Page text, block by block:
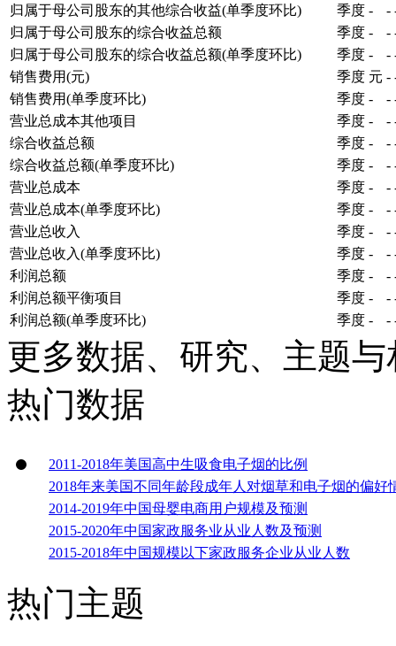
归属于母公司股东的其他综合收益(单季度环比)
季度 - -
归属于母公司股东的综合收益总额
季度 - -
归属于母公司股东的综合收益总额(单季度环比)
季度 - -
销售费用(元)
季度 元 -
销售费用(单季度环比)
季度 - -
营业总成本其他项目
季度 - -
综合收益总额
季度 - -
综合收益总额(单季度环比)
季度 - -
营业总成本
季度 - -
营业总成本(单季度环比)
季度 - -
营业总收入
季度 - -
营业总收入(单季度环比)
季度 - -
利润总额
季度 - -
利润总额平衡项目
季度 - -
利润总额(单季度环比)
季度 - -
更多数据、研究、主题
热门数据
2011-2018年美国高中生吸食电子烟的比例
2018年来美国不同年龄段成年人对烟草和电子烟的偏好
2014-2019年中国母婴电商用户规模及预测
2015-2020年中国家政服务业从业人数及预测
2015-2018年中国规模以下家政服务企业从业人数
热门主题